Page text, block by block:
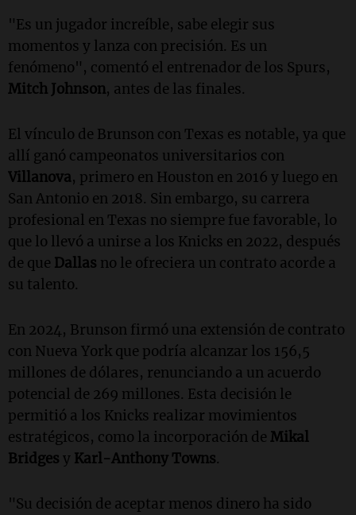
"Es un jugador increíble, sabe elegir sus
momentos y lanza con precisión. Es un
fenómeno", comentó el entrenador de los Spurs,
Mitch Johnson, antes de las finales.
El vínculo de Brunson con Texas es notable, ya que
allí ganó campeonatos universitarios con
Villanova, primero en Houston en 2016 y luego en
San Antonio en 2018. Sin embargo, su carrera
profesional en Texas no siempre fue favorable, lo
que lo llevó a unirse a los Knicks en 2022, después
de que Dallas no le ofreciera un contrato acorde a
su talento.
En 2024, Brunson firmó una extensión de contrato
con Nueva York que podría alcanzar los 156,5
millones de dólares, renunciando a un acuerdo
potencial de 269 millones. Esta decisión le
permitió a los Knicks realizar movimientos
estratégicos, como la incorporación de Mikal
Bridges y Karl-Anthony Towns.
"Su decisión de aceptar menos dinero ha sido